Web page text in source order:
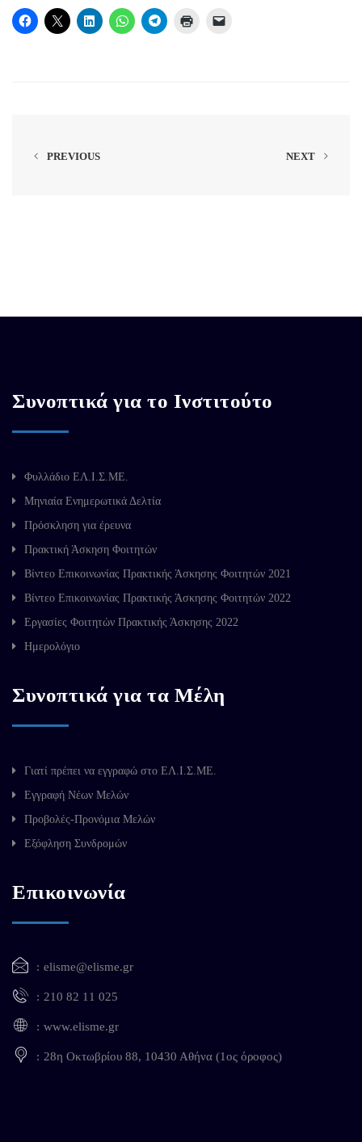
PREVIOUS NEXT
Συνοπτικά για το Ινστιτούτο
Φυλλάδιο ΕΛ.Ι.Σ.ΜΕ.
Μηνιαία Ενημερωτικά Δελτία
Πρόσκληση για έρευνα
Πρακτική Άσκηση Φοιτητών
Βίντεο Επικοινωνίας Πρακτικής Άσκησης Φοιτητών 2021
Βίντεο Επικοινωνίας Πρακτικής Άσκησης Φοιτητών 2022
Εργασίες Φοιτητών Πρακτικής Άσκησης 2022
Ημερολόγιο
Συνοπτικά για τα Μέλη
Γιατί πρέπει να εγγραφώ στο ΕΛ.Ι.Σ.ΜΕ.
Εγγραφή Νέων Μελών
Προβολές-Προνόμια Μελών
Εξόφληση Συνδρομών
Επικοινωνία
elisme@elisme.gr
210 82 11 025
www.elisme.gr
28η Οκτωβρίου 88, 10430 Αθήνα (1ος όροφος)